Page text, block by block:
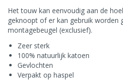
Het touw kan eenvoudig aan de
geknoopt of er kan gebruik worden
montagebeugel (exclusief).
Zeer sterk
100% natuurlijk katoen
Gevlochten
Verpakt op haspel